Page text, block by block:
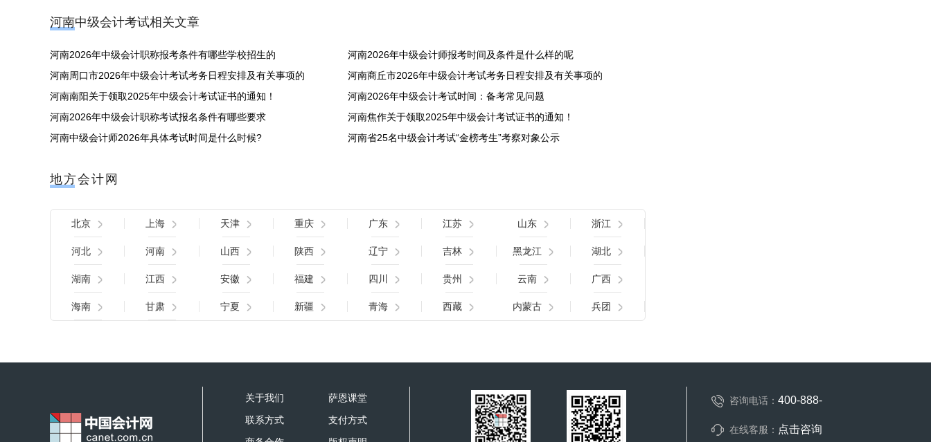
河南中级会计考试相关文章
河南2026年中级会计职称报考条件有哪些学校招生的
河南2026年中级会计师报考时间及条件是什么样的呢
河南周口市2026年中级会计考试考务日程安排及有关事项的
河南商丘市2026年中级会计考试考务日程安排及有关事项的
河南南阳关于领取2025年中级会计考试证书的通知！
河南2026年中级会计考试时间：备考常见问题
河南2026年中级会计职称考试报名条件有哪些要求
河南焦作关于领取2025年中级会计考试证书的通知！
河南中级会计师2026年具体考试时间是什么时候?
河南省25名中级会计考试“金榜考生”考察对象公示
地方会计网
北京 上海 天津 重庆 广东 江苏 山东 浙江
河北 河南 山西 陕西 辽宁 吉林 黑龙江 湖北
湖南 江西 安徽 福建 四川 贵州 云南 广西
海南 甘肃 宁夏 新疆 青海 西藏 内蒙古 兵团
关于我们
萨恩课堂
联系方式
支付方式
咨询电话： 400-888-
在线客服： 点击咨询